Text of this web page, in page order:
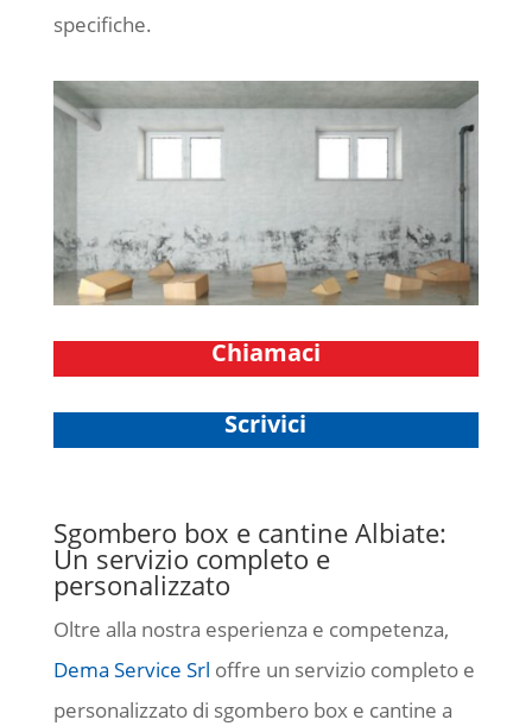
specifiche.
Chiamaci
Scrivici
Sgombero box e cantine Albiate:
Un servizio completo e
personalizzato
Oltre alla nostra esperienza e competenza,
Dema Service Srl offre un servizio completo e
personalizzato di sgombero box e cantine a